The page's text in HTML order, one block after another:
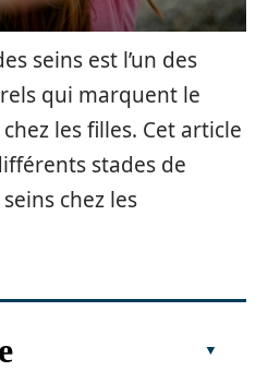
seins est l’un des
qui marquent le
les filles. Cet article
stades de
chez les